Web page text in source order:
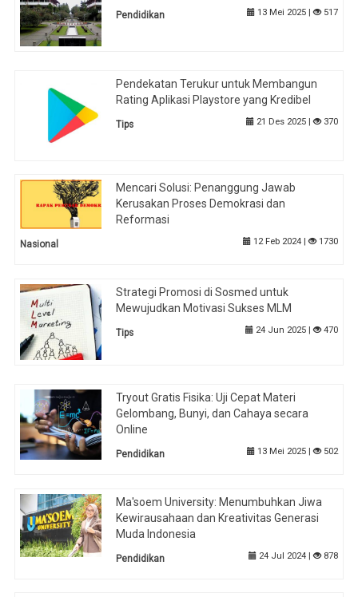
Pendidikan 13 Mei 2025 | 517
Pendekatan Terukur untuk Membangun
Rating Aplikasi Playstore yang Kredibel
Tips 21 Des 2025 | 370
Mencari Solusi: Penanggung Jawab
Kerusakan Proses Demokrasi dan
Reformasi
Nasional 12 Feb 2024 | 1730
Strategi Promosi di Sosmed untuk
Mewujudkan Motivasi Sukses MLM
Tips 24 Jun 2025 | 470
Tryout Gratis Fisika: Uji Cepat Materi
Gelombang, Bunyi, dan Cahaya secara
Online
Pendidikan 13 Mei 2025 | 502
Ma'soem University: Menumbuhkan Jiwa
Kewirausahaan dan Kreativitas Generasi
Muda Indonesia
Pendidikan 24 Jul 2024 | 878